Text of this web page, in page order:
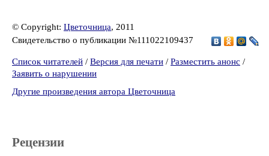
© Copyright: Цветочница, 2011
Свидетельство о публикации №111022109437
Список читателей / Версия для печати / Разместить анонс /
Заявить о нарушении
Другие произведения автора Цветочница
Рецензии